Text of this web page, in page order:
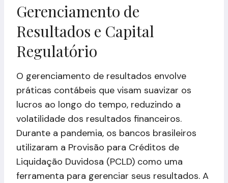
Gerenciamento de
Resultados e Capital
Regulatório
O gerenciamento de resultados envolve
práticas contábeis que visam suavizar os
lucros ao longo do tempo, reduzindo a
volatilidade dos resultados financeiros.
Durante a pandemia, os bancos brasileiros
utilizaram a Provisão para Créditos de
Liquidação Duvidosa (PCLD) como uma
ferramenta para gerenciar seus resultados. A